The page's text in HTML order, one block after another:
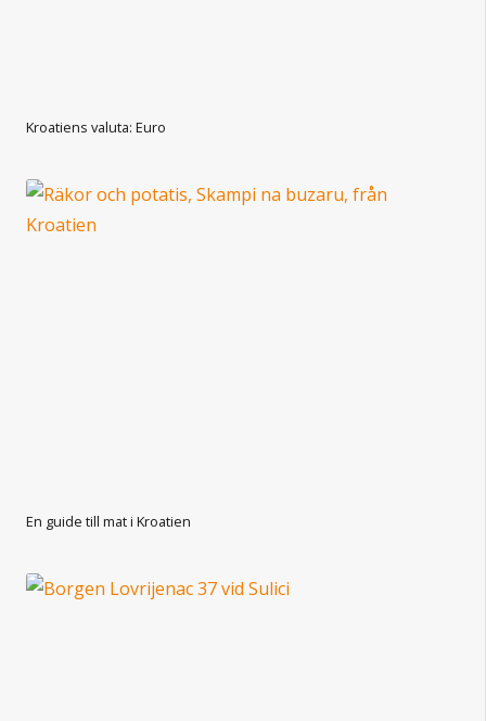
Kroatiens valuta: Euro
En guide till mat i Kroatien